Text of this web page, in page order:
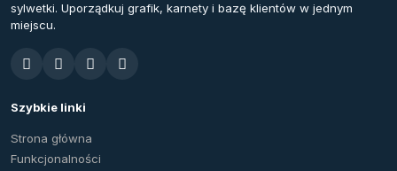
sylwetki. Uporządkuj grafik, karnety i bazę klientów w jednym
miejscu.
Szybkie linki
Strona główna
Funkcjonalności